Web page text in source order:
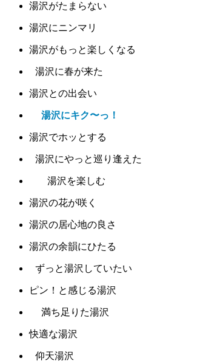
湯沢がたまらない
湯沢にニンマリ
湯沢がもっと楽しくなる
湯沢に春が来た
湯沢との出会い
湯沢にキク〜っ！
湯沢でホッとする
湯沢にやっと巡り逢えた
湯沢を楽しむ
湯沢の花が咲く
湯沢の居心地の良さ
湯沢の余韻にひたる
ずっと湯沢していたい
ピン！と感じる湯沢
満ち足りた湯沢
快適な湯沢
仰天湯沢